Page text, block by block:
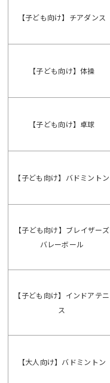
【子ども向け】チアダンス
【子ども向け】体操
【子ども向け】卓球
【子ども向け】バドミントン
【子ども向け】ブレイザーズ
バレーボール
【子ども向け】インドアテニ
ス
【大人向け】バドミントン